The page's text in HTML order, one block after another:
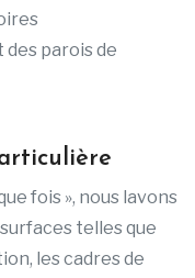
parois de
fois », nous lavons
telles que
les cadres de